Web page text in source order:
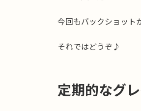
今回もバックショット
それではどうぞ♪
定期的なグ